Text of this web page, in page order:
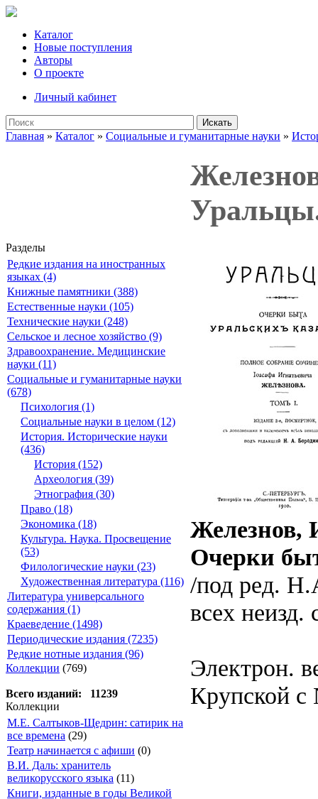
Каталог
Новые поступления
Авторы
О проекте
Личный кабинет
Искать
Главная » Каталог » Социальные и гуманитарные науки »
Разделы
Редкие издания на иностранных
языках (4)
Книжные памятники (388)
Естественные науки (105)
Технические науки (248)
Сельское и лесное хозяйство (9)
Здравоохранение. Медицинские
науки (11)
Социальные и гуманитарные науки
(678)
Психология (1)
Социальные науки в целом (12)
История. Исторические науки
(436)
История (152)
Археология (39)
Этнография (30)
Право (18)
Экономика (18)
Культура. Наука. Просвещение
(53)
Филологические науки (23)
Художественная литература (116)
Литература универсального
содержания (1)
Краеведение (1498)
Периодические издания (7235)
Редкие нотные издания (96)
Коллекции (769)
Всего изданий: 11239
Коллекции
М.Е. Салтыков-Щедрин: сатирик на
все времена (29)
Театр начинается с афиши (0)
В.И. Даль: хранитель
великорусского языка (11)
Книги, изданные в годы Великой
Железнов,
Очерки
/под ред.
всех
Электрон.
Крупской с